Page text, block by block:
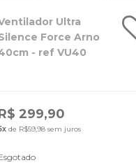
Ultra
Force Arno
- ref VU40
299,90
de R$59,98 sem juros